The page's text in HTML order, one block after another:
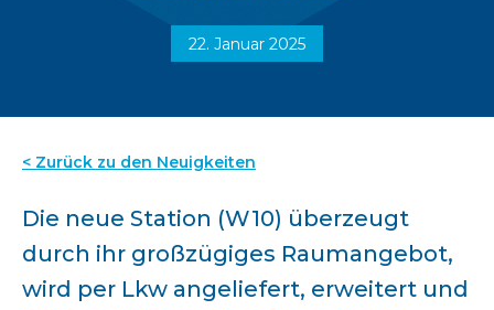
22. Januar 2025
< Zurück zu den Neuigkeiten
Die neue Station (W10) überzeugt
durch ihr großzügiges Raumangebot,
wird per Lkw angeliefert, erweitert und